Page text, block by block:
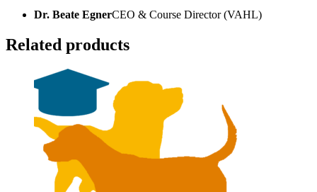
Dr. Beate EgnerCEO & Course Director (VAHL)
Related products